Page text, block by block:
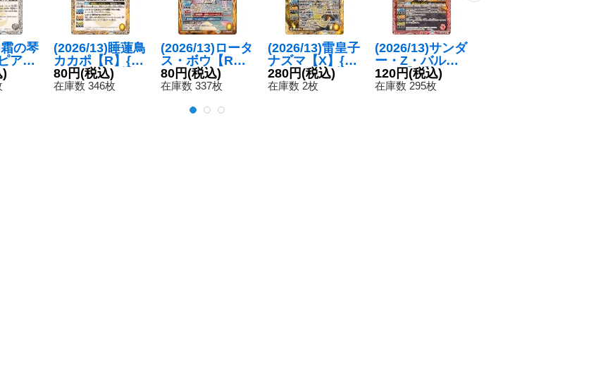
の琴
アン
03
(2026/13)睡蓮鳥
カカポ【R】{B
S76-046}《黄》
80円(税込)
在庫数 346枚
(2026/13)ロータ
ス・ボウ【R】
{BS76-064}
《黄》
80円(税込)
在庫数 337枚
(2026/13)雷皇子
ナズマ【X】{B
S76-X11}《黄》
280円(税込)
在庫数 2枚
(2026/13)サンダ
ー・Z・バルチ
ャー【M】{BS7
6-005}《赤》
120円(税込)
在庫数 295枚